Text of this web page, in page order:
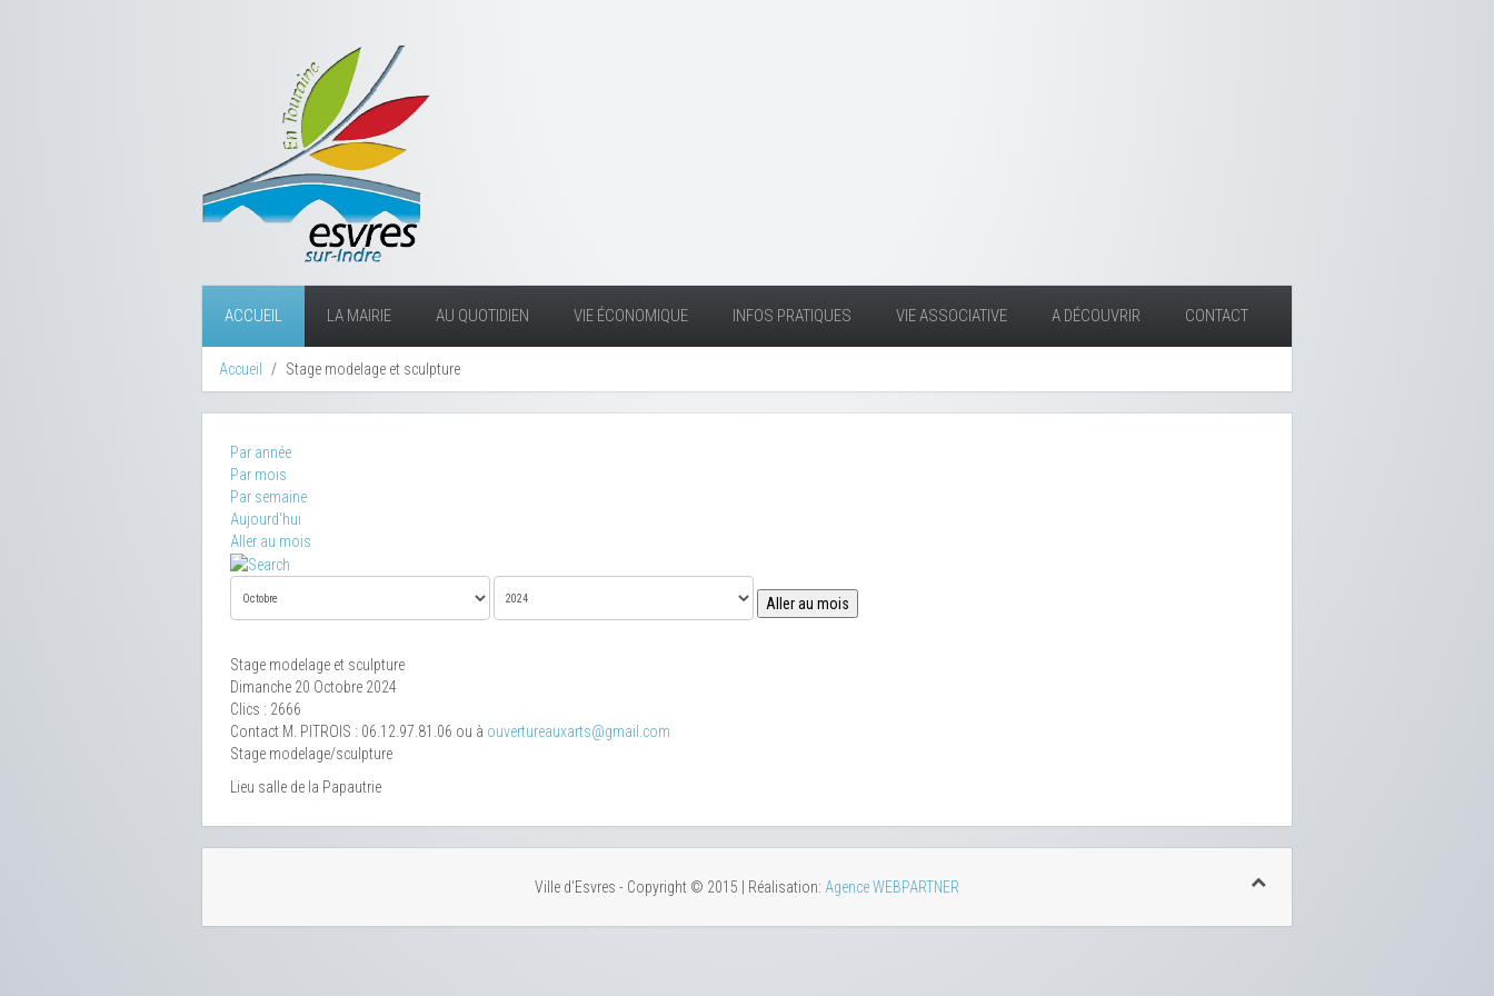
ACCUEIL LA MAIRIE AU QUOTIDIEN VIE ÉCONOMIQUE INFOS PRATIQUES VIE ASSOCIATIVE A DÉCOUVRIR CONTACT
Accueil Stage modelage et sculpture
Par année
Par mois
Par semaine
Aujourd'hui
Aller au mois
Aller au mois
Stage modelage et sculpture
Dimanche 20 Octobre 2024
Clics : 2666
Contact M. PITROIS : 06.12.97.81.06 ou à ouvertureauxarts@gmail.com
Stage modelage/sculpture
Lieu salle de la Papautrie
Ville d'Esvres - Copyright © 2015 | Réalisation: Agence WEBPARTNER